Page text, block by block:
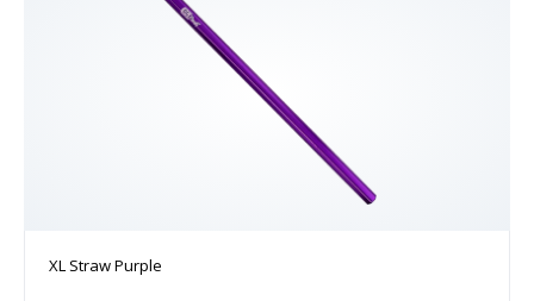
XL Straw Purple